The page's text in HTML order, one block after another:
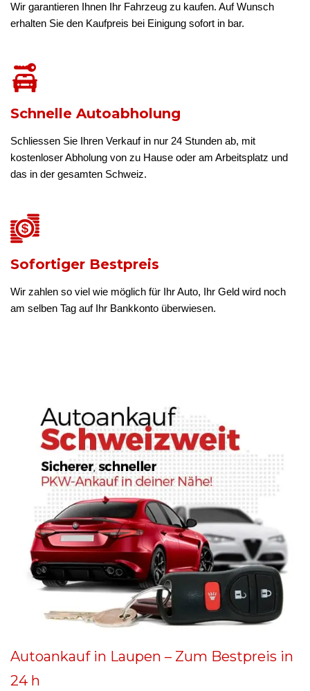
Wir garantieren Ihnen Ihr Fahrzeug zu kaufen. Auf Wunsch
erhalten Sie den Kaufpreis bei Einigung sofort in bar.
Schnelle Autoabholung
Schliessen Sie Ihren Verkauf in nur 24 Stunden ab, mit
kostenloser Abholung von zu Hause oder am Arbeitsplatz und
das in der gesamten Schweiz.
Sofortiger Bestpreis
Wir zahlen so viel wie möglich für Ihr Auto, Ihr Geld wird noch
am selben Tag auf Ihr Bankkonto überwiesen.
Autoankauf in Laupen – Zum Bestpreis in
24 h